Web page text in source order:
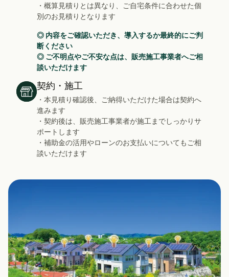
・概算見積りとは異なり、ご自宅条件に合わせた個
別のお見積りとなります
◎ 内容をご確認いただき、導入するか最終的にご判
断ください
◎ ご不明点やご不安な点は、販売施工事業者へご相
談いただけます
契約・施工
・本見積り確認後、ご納得いただけた場合は契約へ
進みます
・契約後は、販売施工事業者が施工までしっかりサ
ポートします
・補助金の活用やローンのお支払いについてもご相
談いただけます